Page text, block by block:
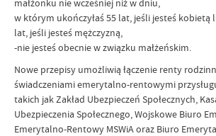
małżonku nie wcześniej niż w dniu,
w którym ukończyłaś 55 lat, jeśli jesteś kobietą
lat, jeśli jesteś mężczyzną,
-nie jesteś obecnie w związku małżeńskim.
Nowe przepisy umożliwią łączenie renty
świadczeniami emerytalno-rentowymi
takich jak Zakład Ubezpieczeń Społecznych,
Ubezpieczenia Społecznego, Wojskowe Biuro
Emerytalno-Rentowy MSWiA oraz Biuro